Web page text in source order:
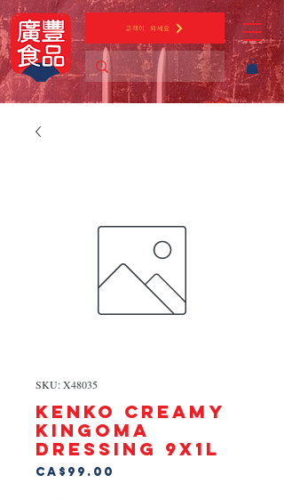
고객이 되세요
SKU: X48035
KENKO CREAMY
KINGOMA
DRESSING 9x1L
CA$99.00